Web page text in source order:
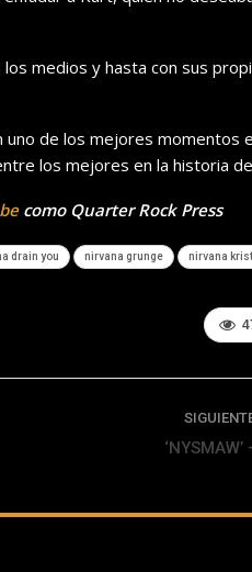
medios y hasta con sus
uno de los mejores momentos
los mejores en la historia
como Quarter Rock Press
drain you nirvana grunge nirvana